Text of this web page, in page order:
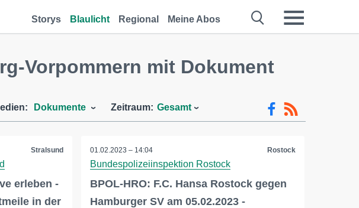
Storys Blaulicht Regional Meine Abos
Vorpommern mit Dokument
Dokumente Zeitraum: Gesamt
Stralsund
erleben -
in der
01.02.2023 – 14:04 Rostock
Bundespolizeiinspektion Rostock
BPOL-HRO: F.C. Hansa Rostock gegen
Hamburger SV am 05.02.2023 -